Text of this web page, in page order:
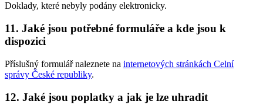
Doklady, které nebyly podány elektronicky.
11. Jaké jsou potřebné formuláře a kde jsou k
dispozici
Příslušný formulář naleznete na internetových stránkách Celní
správy České republiky.
12. Jaké jsou poplatky a jak je lze uhradit